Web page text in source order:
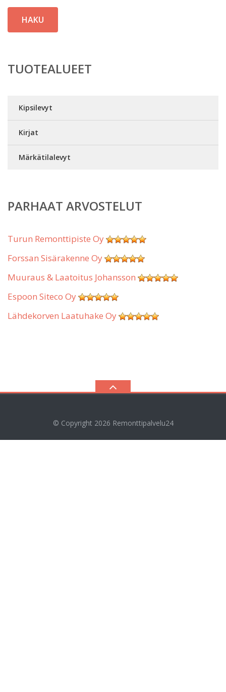
HAKU
TUOTEALUEET
Kipsilevyt
Kirjat
Märkätilalevyt
PARHAAT ARVOSTELUT
Turun Remonttipiste Oy
Forssan Sisärakenne Oy
Muuraus & Laatoitus Johansson
Espoon Siteco Oy
Lähdekorven Laatuhake Oy
© Copyright 2026 Remonttipalvelu24